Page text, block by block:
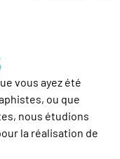
vous ayez été
, ou que
nous étudions
la réalisation de